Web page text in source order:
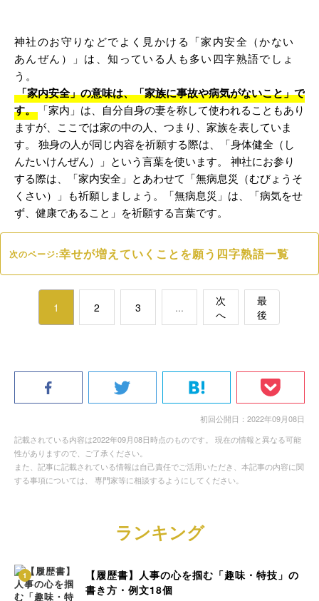
神社のお守りなどでよく見かける「家内安全（かない
あんぜん）」は、知っている人も多い四字熟語でしょ
う。
「家内安全」の意味は、「家族に事故や病気がないこと」で
す。 「家内」は、自分自身の妻を称して使われることもあり
ますが、ここでは家の中の人、つまり、家族を表していま
す。 独身の人が同じ内容を祈願する際は、「身体健全（し
んたいけんぜん）」という言葉を使います。 神社にお参り
する際は、「家内安全」とあわせて「無病息災（むびょうそ
くさい）」も祈願しましょう。「無病息災」は、「病気をせ
ず、健康であること」を祈願する言葉です。
次のページ:幸せが増えていくことを願う四字熟語一覧
1 2 3 ...
次
へ
最
後
初回公開日：2022年09月08日
記載されている内容は2022年09月08日時点のものです。 現在の情報と異なる可能
性がありますので、ご了承ください。
また、記事に記載されている情報は自己責任でご活用いただき、本記事の内容に関
する事項については、 専門家等に相談するようにしてください。
ランキング
1
【履歴書】人事の心を掴む「趣味・特技」の
書き方・例文18個